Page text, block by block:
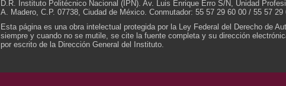
D.R. Instituto Politécnico Nacional (IPN). Av. Luis Enrique Erro S/N, Unidad
A. Madero, C.P. 07738, Ciudad de México. Conmutador: 55 57 29 60 00 / 55 57 29
Esta página es una obra intelectual protegida por la Ley Federal del Derecho de
siempre y cuando no se mutile, se cite la fuente completa y su dirección
por escrito de la Dirección General del Instituto.